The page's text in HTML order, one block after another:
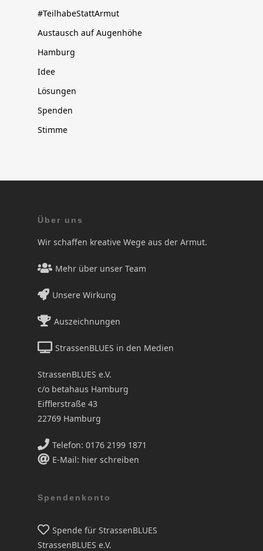
#TeilhabeStattArmut
Austausch auf Augenhöhe
Hamburg
Idee
Lösungen
Spenden
Stimme
Über uns
Wir schaffen kreative Wege aus der Armut.
Mehr über unser Team
Unsere Wirkung
Auszeichnungen
StrassenBLUES in den Medien
StrassenBLUES e.V.
c/o betahaus Hamburg
Eifflerstraße 43
22769 Hamburg
Telefon: 0176 2199 1871
E-Mail: hier schreiben
Spendenkonto
Spende für StrassenBLUES
StrassenBLUES e.V.